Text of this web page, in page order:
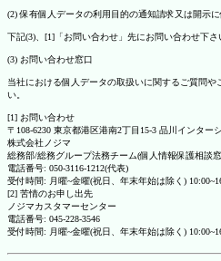
(2) 保有個人データの利用目的の通知請求又は開示
下記(3)、[1]「お問い合わせ」先にお問い合わせ下
(3) お問い合わせ窓口
当社における個人データの取扱いに関するご質問
い。
[1] お問い合わせ
〒108-6230 東京都港区港南2丁目15-3 品川インター
株式会社ノジマ
総務部/総務グループ法務チーム(個人情報保護相談
電話番号: 050-3116-1212(代表)
受付時間: 月曜~金曜(祝日、年末年始は除く)
[2] 苦情のお申し出先
ノジマカスタマーセンター
電話番号: 045-228-3546
受付時間: 月曜~金曜(祝日、年末年始は除く)